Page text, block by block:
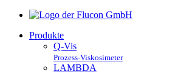
Produkte
Q-Vis
Prozess-Viskosimeter
LAMBDA